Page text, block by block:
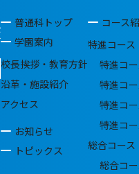
普通科トップ
学園案内
校長挨拶・教育方針
沿革・施設紹介
アクセス
お知らせ
トピックス
コース
特進コース
特進コ
特進コ
特進コ
特進コ
総合コース
総合コ